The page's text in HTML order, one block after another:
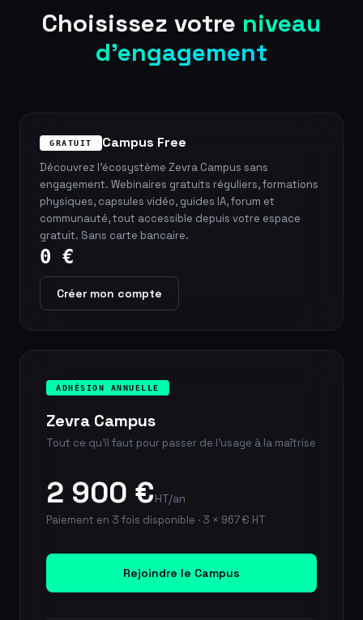
Choisissez votre niveau
d'engagement
GRATUIT Campus Free
Découvrez l'écosystème Zevra Campus sans
engagement. Webinaires gratuits réguliers, formations
physiques, capsules vidéo, guides IA, forum et
communauté, tout accessible depuis votre espace
gratuit. Sans carte bancaire.
0 €
Créer mon compte
ADHÉSION ANNUELLE
Zevra Campus
Tout ce qu'il faut pour passer de l'usage à la maîtrise
2 900 €HT/an
Paiement en 3 fois disponible · 3 × 967 € HT
Rejoindre le Campus